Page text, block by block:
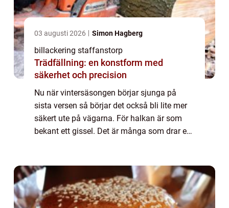
03 augusti 2026 Simon Hagberg
billackering staffanstorp
Trädfällning: en konstform med
säkerhet och precision
Nu när vintersäsongen börjar sjunga på
sista versen så börjar det också bli lite mer
säkert ute på vägarna. För halkan är som
bekant ett gissel. Det är många som drar en